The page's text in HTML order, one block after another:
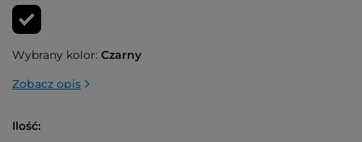
Wybrany kolor: Czarny
Zobacz opis
Ilość: